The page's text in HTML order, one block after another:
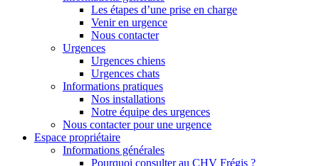
Les étapes d’une prise en charge
Venir en urgence
Nous contacter
Urgences
Urgences chiens
Urgences chats
Informations pratiques
Nos installations
Notre équipe des urgences
Nous contacter pour une urgence
Espace propriétaire
Informations générales
Pourquoi consulter au CHV Frégis ?